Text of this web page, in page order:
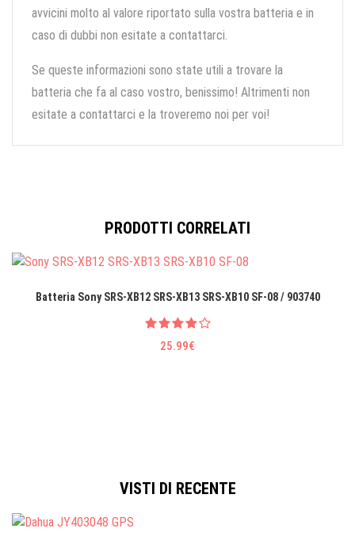
avvicini molto al valore riportato sulla vostra batteria e in
caso di dubbi non esitate a contattarci.
Se queste informazioni sono state utili a trovare la
batteria che fa al caso vostro, benissimo! Altrimenti non
esitate a contattarci e la troveremo noi per voi!
PRODOTTI CORRELATI
Batteria Sony SRS-XB12 SRS-XB13 SRS-XB10 SF-08 / 903740
25.99€
VISTI DI RECENTE